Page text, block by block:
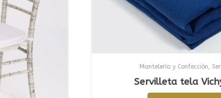
Mantelería y Confección, Servilletas
Servilleta tela Vichy Azul